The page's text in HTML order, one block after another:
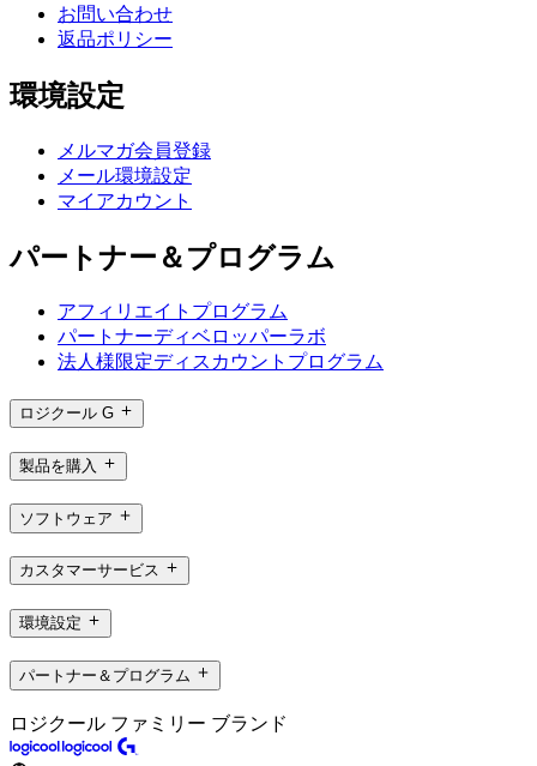
お問い合わせ
返品ポリシー
環境設定
メルマガ会員登録
メール環境設定
マイアカウント
パートナー＆プログラム
アフィリエイトプログラム
パートナーディベロッパーラボ
法人様限定ディスカウントプログラム
ロジクール G
製品を購入
ソフトウェア
カスタマーサービス
環境設定
パートナー＆プログラム
ロジクール ファミリー ブランド